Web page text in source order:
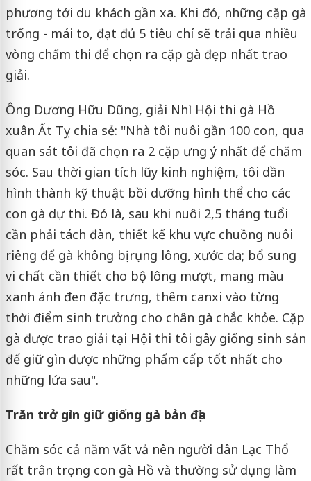
phương tới du khách gần xa. Khi đó, những cặp gà
trống - mái to, đạt đủ 5 tiêu chí sẽ trải qua nhiều
vòng chấm thi để chọn ra cặp gà đẹp nhất trao
giải.
Ông Dương Hữu Dũng, giải Nhì Hội thi gà Hồ
xuân Ất Tỵ chia sẻ: "Nhà tôi nuôi gần 100 con, qua
quan sát tôi đã chọn ra 2 cặp ưng ý nhất để chăm
sóc. Sau thời gian tích lũy kinh nghiệm, tôi dần
hình thành kỹ thuật bồi dưỡng hình thể cho các
con gà dự thi. Đó là, sau khi nuôi 2,5 tháng tuổi
cần phải tách đàn, thiết kế khu vực chuồng nuôi
riêng để gà không bị rụng lông, xước da; bổ sung
vi chất cần thiết cho bộ lông mượt, mang màu
xanh ánh đen đặc trưng, thêm canxi vào từng
thời điểm sinh trưởng cho chân gà chắc khỏe. Cặp
gà được trao giải tại Hội thi tôi gây giống sinh sản
để giữ gìn được những phẩm cấp tốt nhất cho
những lứa sau".
Trăn trở gìn giữ giống gà bản địa
Chăm sóc cả năm vất vả nên người dân Lạc Thổ
rất trân trọng con gà Hồ và thường sử dụng làm